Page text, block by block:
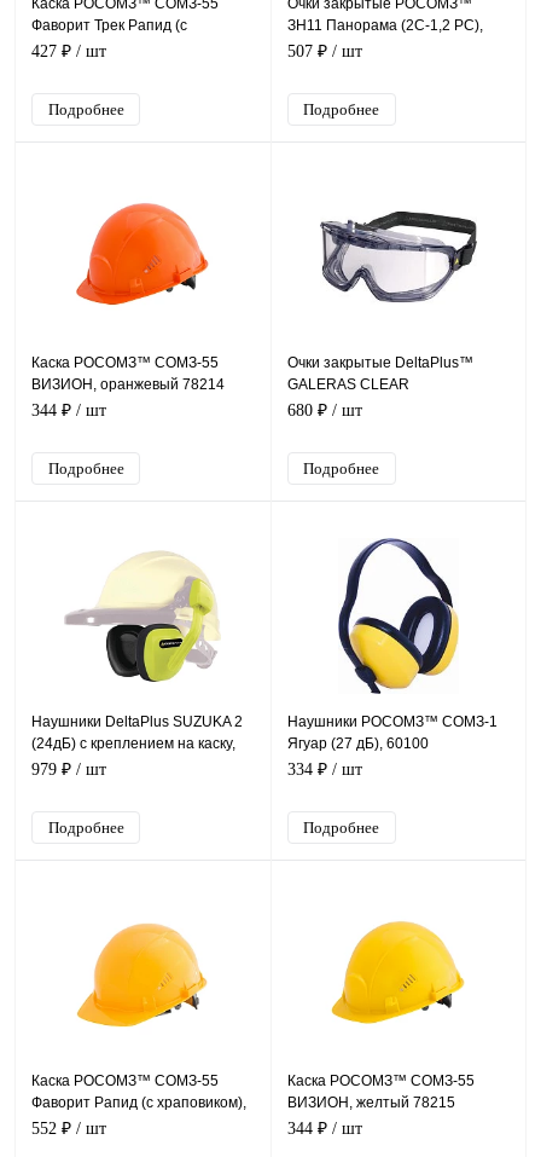
Каска РОСОМЗ™ СОМЗ-55
Фаворит Трек Рапид (с
храповиком), красный 75616
427 ₽ / шт
Подробнее
Очки закрытые РОСОМЗ™
ЗН11 Панорама (2С-1,2 PС),
24111
507 ₽ / шт
Подробнее
Каска РОСОМЗ™ СОМЗ-55
ВИЗИОН, оранжевый 78214
344 ₽ / шт
Подробнее
Очки закрытые DeltaPlus™
GALERAS CLEAR
680 ₽ / шт
Подробнее
Наушники DeltaPlus SUZUKA 2
(24дБ) с креплением на каску,
флуоресцентно-желтые
979 ₽ / шт
Подробнее
Наушники РОСОМЗ™ СОМЗ-1
Ягуар (27 дБ), 60100
334 ₽ / шт
Подробнее
Каска РОСОМЗ™ СОМЗ-55
Фаворит Рапид (с храповиком),
желтый 75715
552 ₽ / шт
Каска РОСОМЗ™ СОМЗ-55
ВИЗИОН, желтый 78215
344 ₽ / шт